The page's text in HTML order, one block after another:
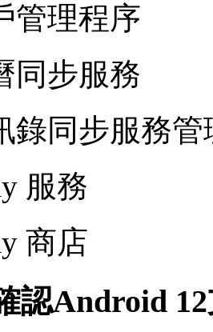
管理程序
同步服務
錄同步服務管
服務
商店
認Android